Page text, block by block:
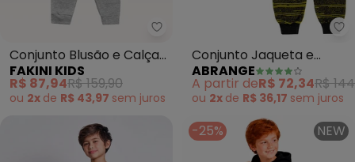
Fakini Kids - Conjunto Blusão e
Conjunto Blusão e Calça
(Preto)
FAKINI KIDS
R$ 87,94R$ 159,90
ou 2x de R$ 43,97 sem juros
Conjunto Jaqueta e
Calça Riscado Baby
(Preto)
ABRANGE
A partir deR$ 72,34R$
ou 2x de R$ 36,17 sem juros
-25% NEW